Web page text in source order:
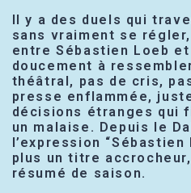
Il y a des duels qui
sans vraiment se
entre Sébastien Loeb
doucement à
théâtral, pas de cris,
presse enflammée,
décisions étranges qui
un malaise. Depuis le
l’expression “Sébastien
plus un titre
résumé de saison.